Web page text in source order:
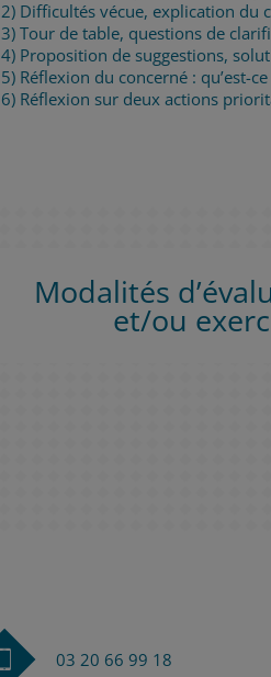
2) Difficultés vécue, explication du
3) Tour de table, questions de
4) Proposition de suggestions,
5) Réflexion du concerné : qu’est-
6) Réflexion sur deux actions
Modalités
et/ou
03 20 66 99 18